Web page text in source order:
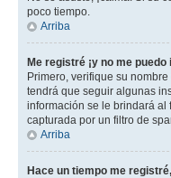
poco tiempo.
Arriba
Me registré ¡y no me
Primero, verifique su
tendrá que seguir algunas
información se le brindará al
capturada por un filtro de
Arriba
Hace un tiempo me